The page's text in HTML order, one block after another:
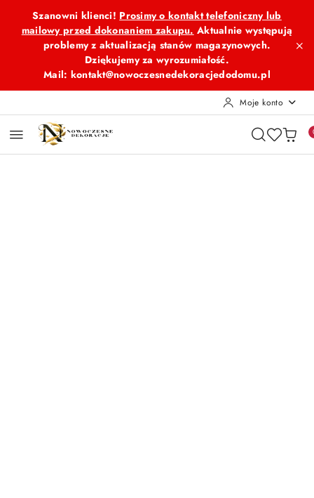
Przejdź do treści głównej
Przejdź do wyszukiwarki
Przejdź do moje konto
Przejdź do menu głównego
Przejdź do opisu produktu
Przejdź do stopki
Szanowni klienci! Prosimy o kontakt telefoniczny lub
mailowy przed dokonaniem zakupu. Aktualnie występują
problemy z aktualizacją stanów magazynowych.
Dziękujemy za wyrozumiałość.
Mail: kontakt@nowoczesnedekoracjedodomu.pl
Moje konto